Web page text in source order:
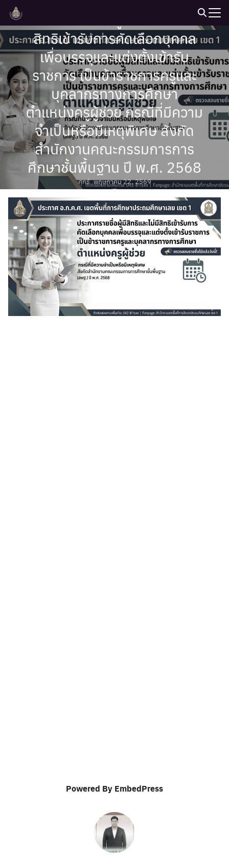
Skip
content
Search
for:
ประกาศรายชื่อผู้มีสิทธิและไม่มี
สิทธิเข้ารับการคัดเลือกบุคคล
เพื่อบรรจุและแต่งตั้งเข้ารับ
ราชการ เป็นข้าราชการครูและ
บุคลากรทางการศึกษา
ตำแหน่งครูผู้ช่วย กรณีที่มีความ
จำเป็นหรือมีเหตุพิเศษ สังกัด
สำนักงานคณะกรรมการการ
ศึกษาชั้นพื้นฐาน ปี พ.ศ. 2568
ศุกร์. พฤษภาคม 22, 2569
บรรจงศักดิ์ ทองไชยะ
Powered By EmbedPress